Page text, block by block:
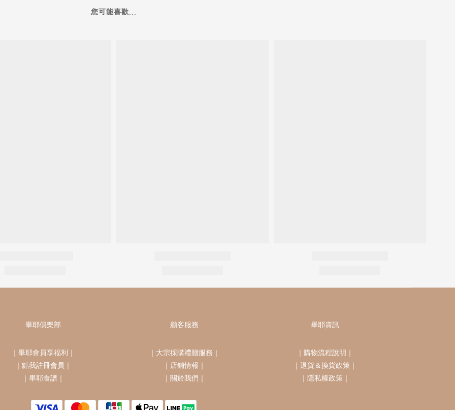
您可能喜歡...
畢耶俱樂部
｜畢耶會員享福利 ｜
｜點我註冊會員 ｜
｜畢耶食譜 ｜
顧客服務
｜ 大宗採購禮贈服務 ｜
｜ 店鋪情報 ｜
｜ 關於我們 ｜
畢耶資訊
｜購物流程說明 ｜
｜退貨＆換貨政策 ｜
｜隱私權政策 ｜